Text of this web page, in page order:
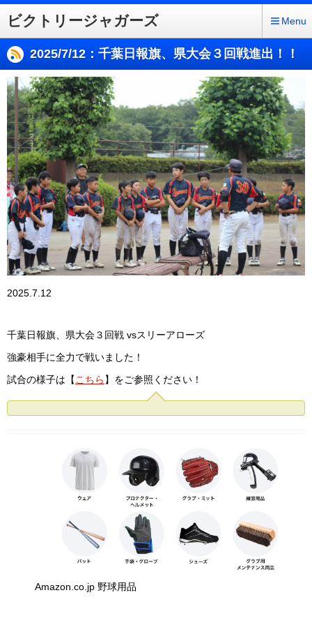
ビクトリージャガーズ Menu
2025/7/12：千葉日報旗、県大会３回戦進出！！
2025.7.12
千葉日報旗、県大会３回戦 vsスリーアローズ
強豪相手に全力で戦いました！
試合の様子は【 こちら 】をご参照ください！
Amazon.co.jp 野球用品